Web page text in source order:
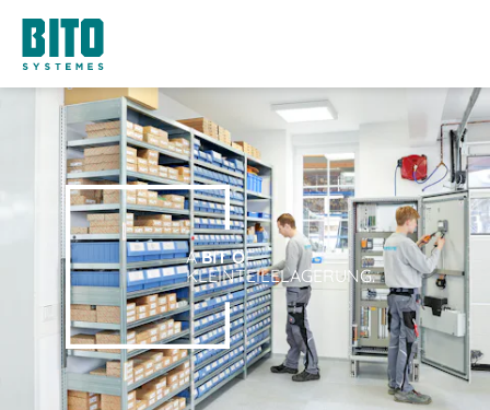
ABIT OF
KLEINTEILELAGERUNG.